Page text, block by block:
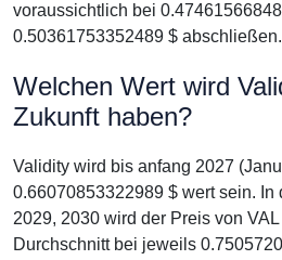
voraussichtlich bei
0.50361753352489 $ abschließen.
Welchen Wert wird
Zukunft haben?
Validity wird bis anfang 2027
0.66070853322989 $ wert sein. In
2029, 2030 wird der Preis von
Durchschnitt bei jeweils